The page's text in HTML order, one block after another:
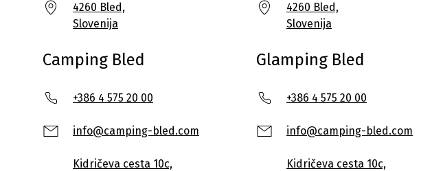
4260 Bled,
Slovenija
4260 Bled,
Slovenija
Camping Bled
+386 4 575 20 00
info@camping-bled.com
Kidričeva cesta 10c,
Glamping Bled
+386 4 575 20 00
info@camping-bled.com
Kidričeva cesta 10c,